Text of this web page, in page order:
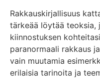
Rakkauskirjallisuus
tärkeää löytää teoksia,
kiinnostuksen
paranormaali rakkaus
vain muutamia
erilaisia tarinoita ja